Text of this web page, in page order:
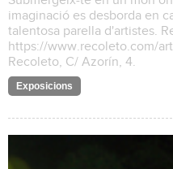
imaginació es desborda en
talentosa parella d'artistes.
https://www.recoleto.com/
Recoleto, C/ Azorín, 4.
Exposicions